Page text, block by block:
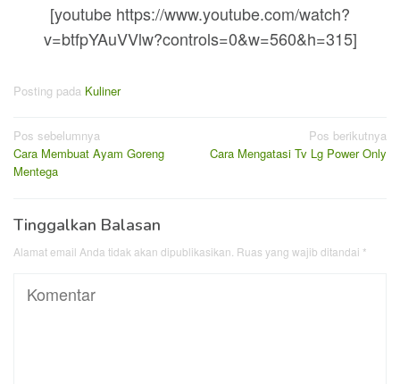
[youtube https://www.youtube.com/watch?
v=btfpYAuVVlw?controls=0&w=560&h=315]
Posting pada Kuliner
Navigasi
pos
Pos sebelumnya
Cara Membuat Ayam Goreng
Mentega
Pos berikutnya
Cara Mengatasi Tv Lg Power Only
Tinggalkan Balasan
Alamat email Anda tidak akan dipublikasikan. Ruas yang wajib ditandai *